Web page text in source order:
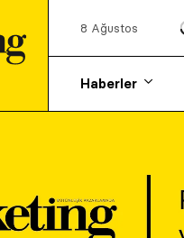
8 Ağustos
Haberler